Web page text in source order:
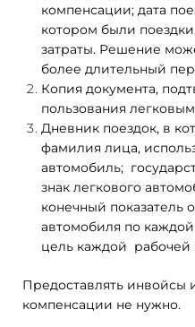
компенсации; дата
котором были
затраты. Решение
более длительный
Копия документа,
пользования
Дневник поездок, в
фамилия лица,
автомобиль;
знак легкового
конечный показатель
автомобиля по
цель каждой рабочей
Предоставлять инвойсы
компенсации не нужно.